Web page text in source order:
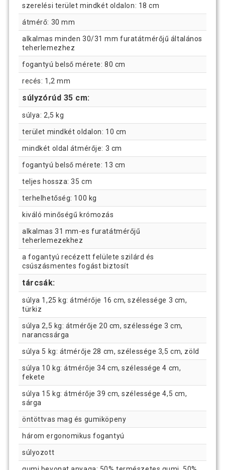
szerelési terület mindkét oldalon: 18 cm
átmérő: 30 mm
alkalmas minden 30/31 mm furatátmérőjű általános
teherlemezhez
fogantyú belső mérete: 80 cm
recés: 1,2 mm
súlyzórúd 35 cm:
súlya: 2,5 kg
terület mindkét oldalon: 10 cm
mindkét oldal átmérője: 3 cm
fogantyú belső mérete: 13 cm
teljes hossza: 35 cm
terhelhetőség: 100 kg
kiváló minőségű krómozás
alkalmas 31 mm-es furatátmérőjű
teherlemezekhez
a fogantyú recézett felülete szilárd és
csúszásmentes fogást biztosít
tárcsák:
súlya 1,25 kg: átmérője 16 cm, szélessége 3 cm,
türkiz
súlya 2,5 kg: átmérője 20 cm, szélessége 3 cm,
narancssárga
súlya 5 kg: átmérője 28 cm, szélessége 3,5 cm, zöld
súlya 10 kg: átmérője 34 cm, szélessége 4 cm,
fekete
súlya 15 kg: átmérője 39 cm, szélessége 4,5 cm,
sárga
öntöttvas mag és gumiköpeny
három ergonomikus fogantyú
súlyozott